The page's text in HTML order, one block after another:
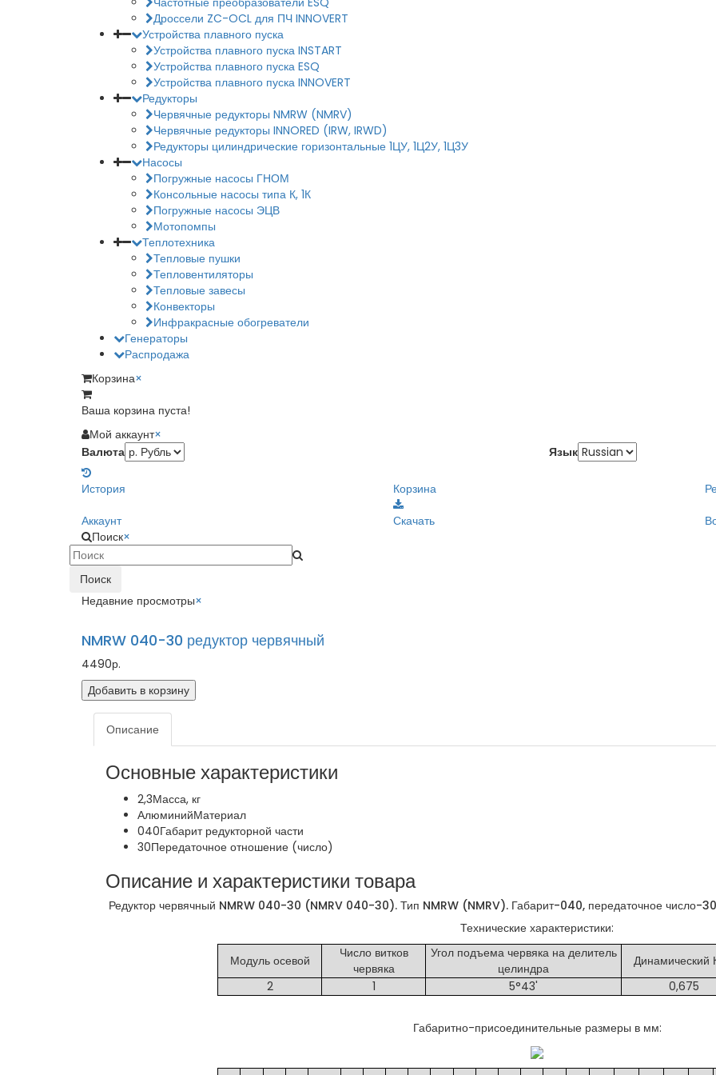
Дроссели ZC-OCL для ПЧ INNOVERT
Устройства плавного пуска
Устройства плавного пуска INSTART
Устройства плавного пуска ESQ
Устройства плавного пуска INNOVERT
Редукторы
Червячные редукторы NMRW (NMRV)
Червячные редукторы INNORED (IRW, IRWD)
Редукторы цилиндрические горизонтальные 1ЦУ, 1Ц2У, 1Ц3У
Насосы
Погружные насосы ГНОМ
Консольные насосы типа К, 1К
Погружные насосы ЭЦВ
Мотопомпы
Теплотехника
Тепловые пушки
Тепловентиляторы
Тепловые завесы
Конвекторы
Инфракрасные обогреватели
Генераторы
Распродажа
Корзина×
Ваша корзина пуста!
Мой аккаунт×
Валюта
Язык
История Корзина
Аккаунт
Скачать
Поиск×
Поиск
Недавние просмотры×
NMRW 040-30 редуктор червячный
4490р.
Добавить в корзину
Описание
Основные характеристики
2,3Масса, кг
АлюминийМатериал
040Габарит редукторной части
30Передаточное отношение (число)
Описание и характеристики товара
Редуктор червячный NMRW 040-30 (NMRV 040-30). Тип NMRW (NMRV). Габарит-040, передаточное число-
Технические характеристики:
Модуль осевой
Число витков
червяка
Угол подъема червяка на делитель
целиндра
Динамический
2
1 5°43' 0,675
Габаритно-присоединительные размеры в мм: